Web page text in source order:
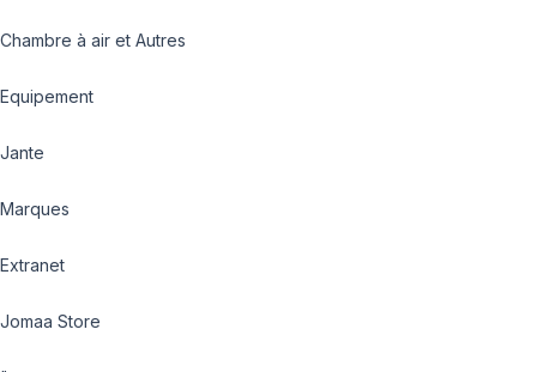
Chambre à air et Autres
Equipement
Jante
Marques
Extranet
Jomaa Store